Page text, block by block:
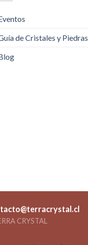
de Cristales y Piedras
CRYSTAL